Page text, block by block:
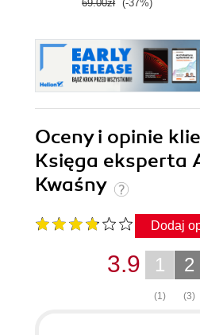
69.00zł (-37%)
Oceny i opinie
Księga eksperta
Kwaśny
Dodaj
2
(3)
1
(1)
3.9